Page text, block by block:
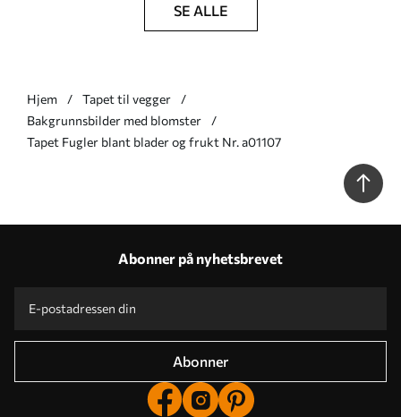
SE ALLE
Hjem
Tapet til vegger
Bakgrunnsbilder med blomster
Tapet Fugler blant blader og frukt Nr. a01107
Abonner på nyhetsbrevet
Abonner